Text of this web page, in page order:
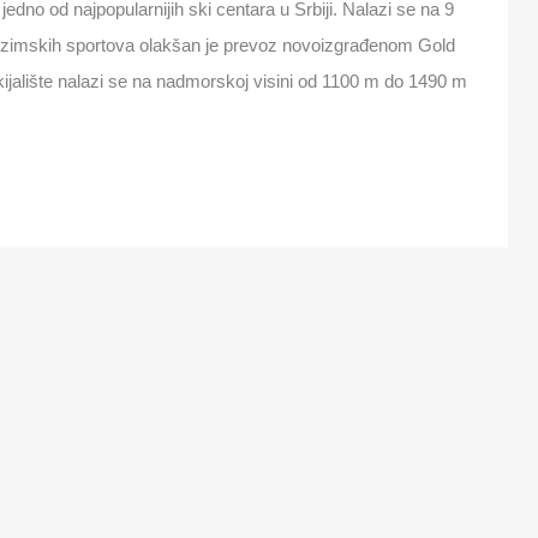
od najpopularnijih ski centara u Srbiji. Nalazi se na 9
sportova olakšan je prevoz novoizgrađenom Gold
nalazi se na nadmorskoj visini od 1100 m do 1490 m